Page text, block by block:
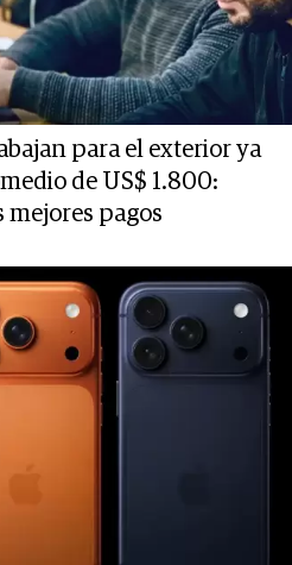
para el exterior ya
de US$ 1.800:
mejores pagos